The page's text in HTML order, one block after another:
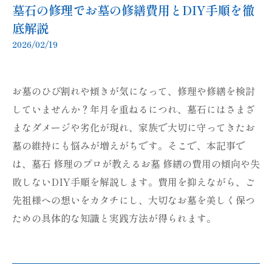
墓石の修理でお墓の修繕費用とDIY手順を徹
底解説
2026/02/19
お墓のひび割れや傾きが気になって、修理や修繕を検討
していませんか？年月を重ねるにつれ、墓石にはさまざ
まなダメージや劣化が現れ、家族で大切に守ってきたお
墓の維持にも悩みが増えがちです。そこで、本記事で
は、墓石 修理のプロが教えるお墓 修繕の費用の傾向や失
敗しないDIY手順を解説します。費用を抑えながら、ご
先祖様への想いをカタチにし、大切なお墓を美しく保つ
ための具体的な知識と実践方法が得られます。